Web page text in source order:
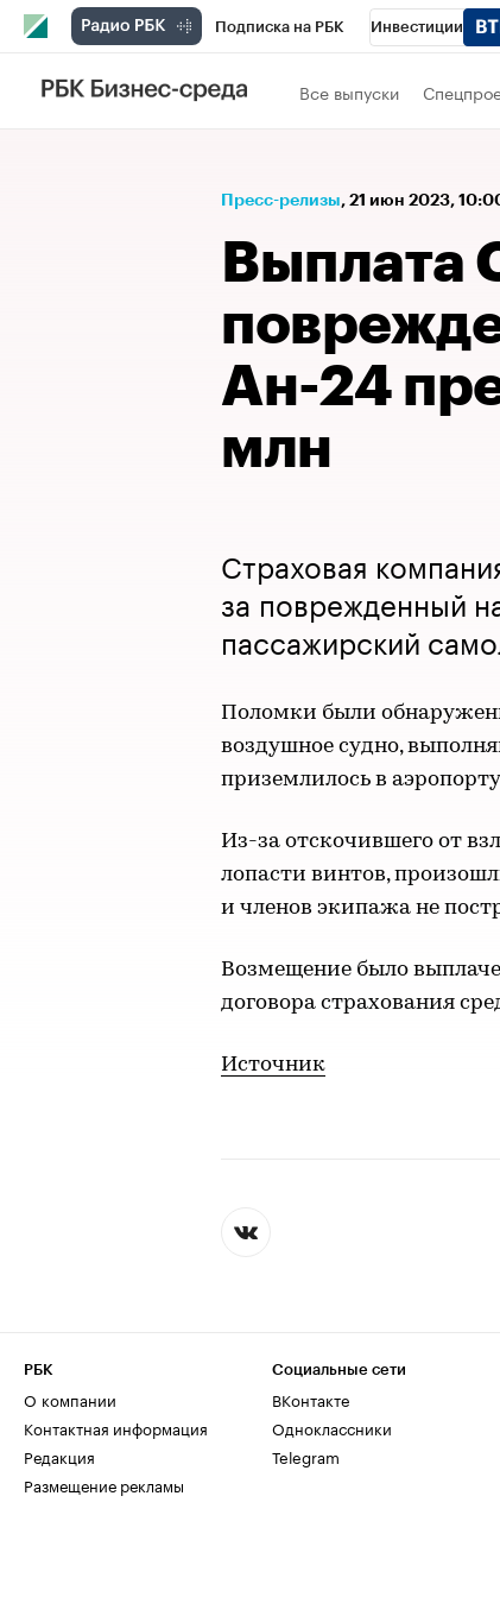
Подписка на РБК Инвестиции
Спорт
Технологии и медиа
Все выпуски
Пресс-релизы⁠, 21 июн 2023,
Выплата
Ан-24
млн
Страховая
за поврежденный
пассажирский
Поломки были
воздушное судно,
приземлилось в
Из-за отскочившего от
лопасти винтов,
и членов экипажа не
Возмещение было
договора страхования
Источник
РБК
О компании
Контактная информация
Редакция
Размещение рекламы
Социальные сети
ВКонтакте
Одноклассники
Telegram